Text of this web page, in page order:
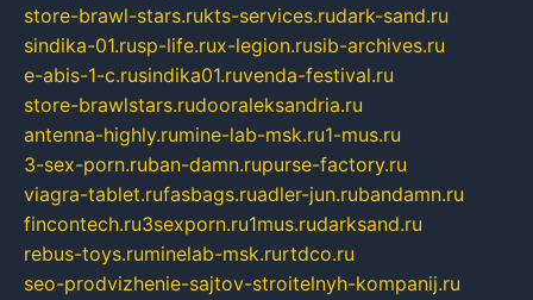
store-brawl-stars.rukts-services.rudark-sand.ru
sindika-01.rusp-life.rux-legion.rusib-archives.ru
e-abis-1-c.rusindika01.ruvenda-festival.ru
store-brawlstars.rudooraleksandria.ru
antenna-highly.rumine-lab-msk.ru1-mus.ru
3-sex-porn.ruban-damn.rupurse-factory.ru
viagra-tablet.rufasbags.ruadler-jun.rubandamn.ru
fincontech.ru3sexporn.ru1mus.rudarksand.ru
rebus-toys.ruminelab-msk.rurtdco.ru
seo-prodvizhenie-sajtov-stroitelnyh-kompanij.ru